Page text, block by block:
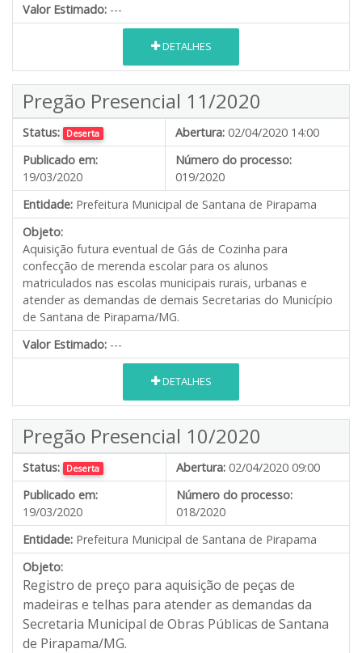
Valor Estimado: ---
DETALHES
Pregão Presencial 11/2020
Status: Deserta Abertura: 02/04/2020 14:00
Publicado em:
19/03/2020
Número do processo:
019/2020
Entidade: Prefeitura Municipal de Santana de Pirapama
Objeto:
Aquisição futura eventual de Gás de Cozinha para
confecção de merenda escolar para os alunos
matriculados nas escolas municipais rurais, urbanas e
atender as demandas de demais Secretarias do Município
de Santana de Pirapama/MG.
Valor Estimado: ---
DETALHES
Pregão Presencial 10/2020
Status: Deserta Abertura: 02/04/2020 09:00
Publicado em:
19/03/2020
Número do processo:
018/2020
Entidade: Prefeitura Municipal de Santana de Pirapama
Objeto:
Registro de preço para aquisição de peças de
madeiras e telhas para atender as demandas da
Secretaria Municipal de Obras Públicas de Santana
de Pirapama/MG.